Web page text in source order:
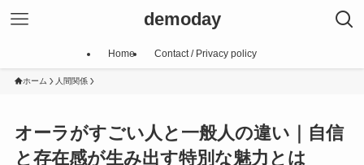
demoday
Home Contact / Privacy policy
ホーム 人間関係
オーラがすごい人と一般人の違い｜自信
と存在感が生み出す特別な魅力とは